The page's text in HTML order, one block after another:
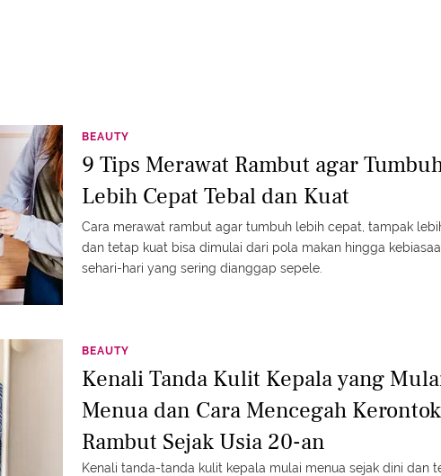
BEAUTY
9 Tips Merawat Rambut agar
Lebih Cepat Tebal dan Kuat
Cara merawat rambut agar tumbuh lebih cepat, tampak
dan tetap kuat bisa dimulai dari pola makan hingga
sehari-hari yang sering dianggap sepele.
BEAUTY
Kenali Tanda Kulit Kepala yang
Menua dan Cara Mencegah
Rambut Sejak Usia 20-an
Kenali tanda-tanda kulit kepala mulai menua sejak dini dan